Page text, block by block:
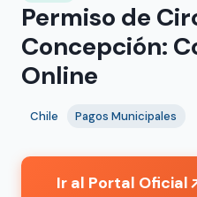
Permiso de
Concepción:
Online
Chile Pagos Municipales
Ir al Portal Oficial